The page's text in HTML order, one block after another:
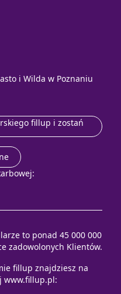
i Wilda w Poznaniu
fillup i zostań
to ponad 45 000 000
zadowolonych Klientów.
fillup znajdziesz na
www.fillup.pl: